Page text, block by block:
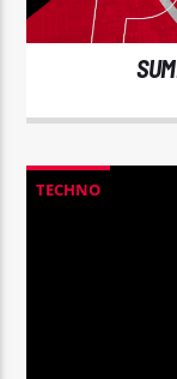
TECHNO